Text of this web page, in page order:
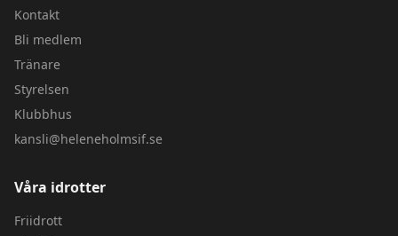
Kontakt
Bli medlem
Tränare
Styrelsen
Klubbhus
kansli@heleneholmsif.se
Våra idrotter
Friidrott